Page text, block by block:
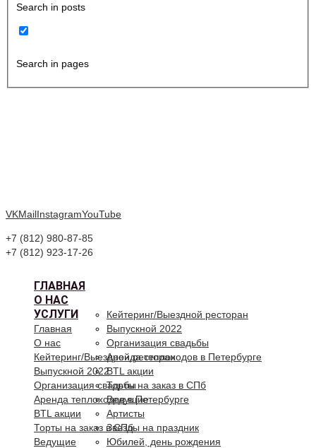
Search in posts
Search in pages
VKMailInstagramYouTube
+7 (812) 980-87-85
+7 (812) 923-17-26
ГЛАВНАЯ
О НАС
УСЛУГИ
Кейтеринг/Выездной ресторан
Выпускной 2022
Организация свадьбы
Аренда теплоходов в Петербурге
BTL акции
Торты на заказ в СПб
Ведущие
Артисты
Звезды на праздник
Юбилей, день рождения
Главная
О нас
Кейтеринг/Выездной ресторан
Выпускной 2022
Организация свадьбы
Аренда теплоходов в Петербурге
BTL акции
Торты на заказ в СПб
Ведущие